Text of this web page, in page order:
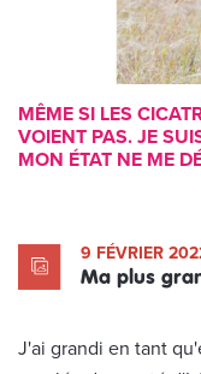
MÊME SI LES
VOIENT PAS. JE
MON ÉTAT NE ME
9 FÉVRIER
Ma plus
J'ai grandi en tant